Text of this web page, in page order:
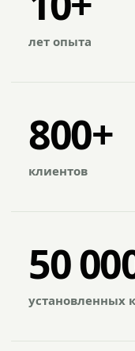
лет опыта
800+
клиентов
50
установленных